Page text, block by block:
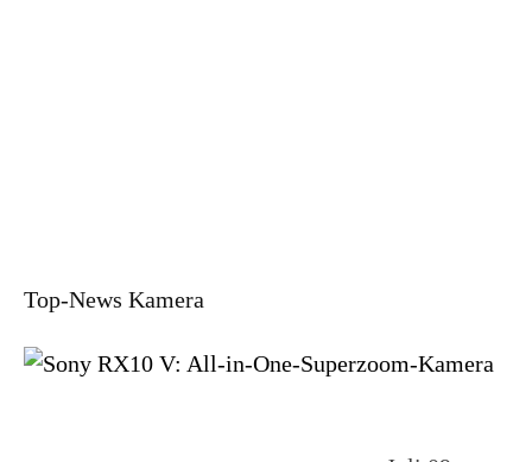
Top-News Kamera